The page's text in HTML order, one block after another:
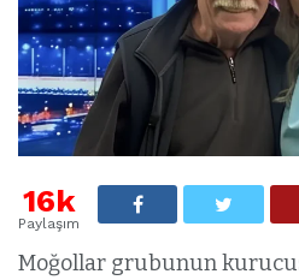
16k
Paylaşım
Moğollar grubunun